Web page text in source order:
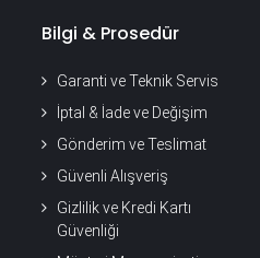
Bilgi & Prosedür
Garanti ve Teknik Servis
İptal & İade ve Değişim
Gönderim ve Teslimat
Güvenli Alışveriş
Gizlilik ve Kredi Kartı
Güvenliği